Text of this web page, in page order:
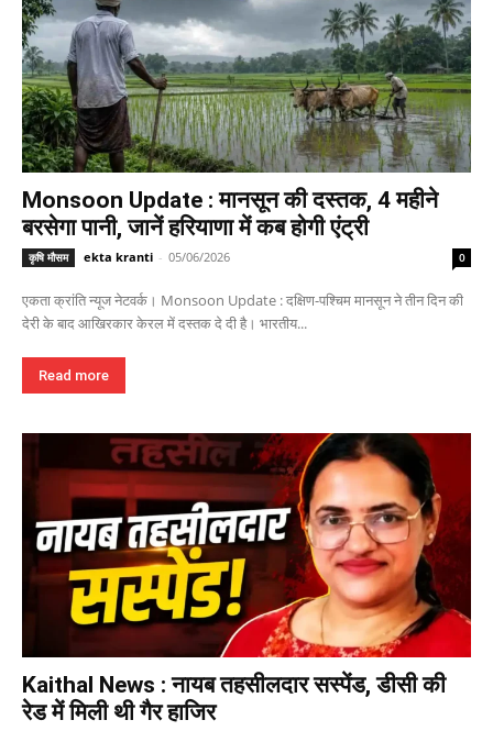
Monsoon Update : मानसून की दस्तक, 4 महीने
बरसेगा पानी, जानें हरियाणा में कब होगी एंट्री
कृषि मौसम ekta kranti - 05/06/2026 0
एकता क्रांति न्यूज नेटवर्क। Monsoon Update : दक्षिण-पश्चिम मानसून ने तीन दिन की
देरी के बाद आखिरकार केरल में दस्तक दे दी है। भारतीय...
Read more
Kaithal News : नायब तहसीलदार सस्पेंड, डीसी की
रेड में मिली थी गैर हाजिर